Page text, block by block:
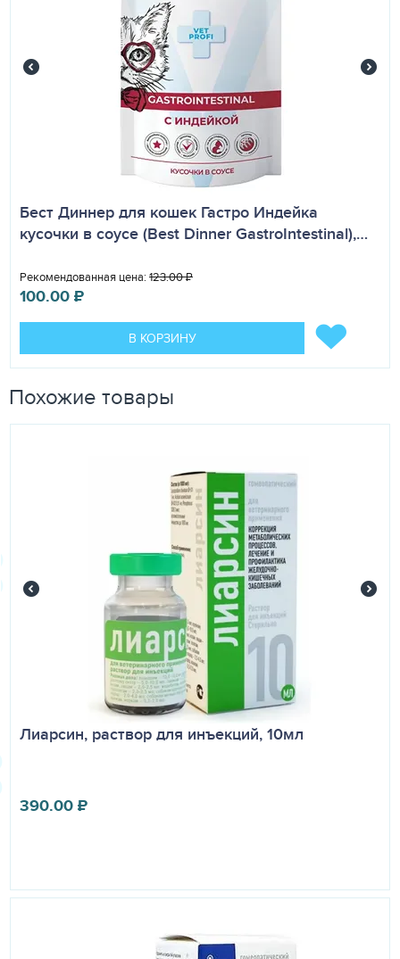
Бест Диннер для кошек Гастро Индейка
кусочки в соусе (Best Dinner GastroIntestinal),…
Рекомендованная цена: 123.00₽
100.00₽
В КОРЗИНУ
Похожие товары
Лиарсин, раствор для инъекций, 10мл
390.00₽